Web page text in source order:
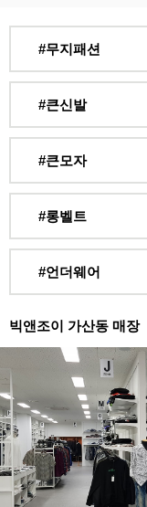
#무지패션
#큰신발
#큰모자
#롱벨트
#언더웨어
빅앤조이 가산동 매장